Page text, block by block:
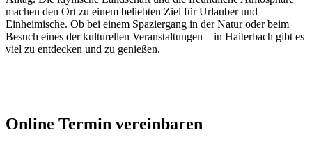
machen den Ort zu einem beliebten Ziel für Urlauber und
Einheimische. Ob bei einem Spaziergang in der Natur oder beim
Besuch eines der kulturellen Veranstaltungen – in Haiterbach gibt es
viel zu entdecken und zu genießen.
Online Termin vereinbaren